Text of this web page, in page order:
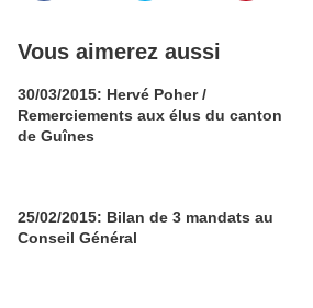
Vous aimerez aussi
30/03/2015: Hervé Poher /
Remerciements aux élus du canton
de Guînes
25/02/2015: Bilan de 3 mandats au
Conseil Général